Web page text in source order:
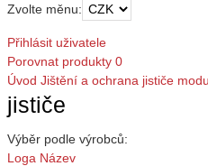
Zvolte měnu:
Přihlásit uživatele
Porovnat produkty 0
Úvod Jištění a ochrana jističe
jističe
Výběr podle výrobců:
Loga Název